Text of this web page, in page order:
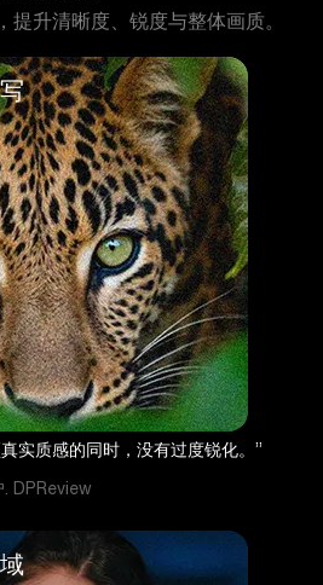
提升清晰度、锐度与整体画质。
实质感的同时，没有过度锐化。”
DPReview